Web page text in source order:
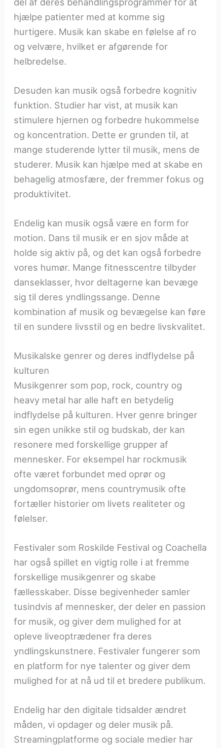
hjælpe patienter med at komme sig
hurtigere. Musik kan skabe en følelse af ro
og velvære, hvilket er afgørende for
helbredelse.
Desuden kan musik også forbedre kognitiv
funktion. Studier har vist, at musik kan
stimulere hjernen og forbedre hukommelse
og koncentration. Dette er grunden til, at
mange studerende lytter til musik, mens de
studerer. Musik kan hjælpe med at skabe en
behagelig atmosfære, der fremmer fokus og
produktivitet.
Endelig kan musik også være en form for
motion. Dans til musik er en sjov måde at
holde sig aktiv på, og det kan også forbedre
vores humør. Mange fitnesscentre tilbyder
danseklasser, hvor deltagerne kan bevæge
sig til deres yndlingssange. Denne
kombination af musik og bevægelse kan føre
til en sundere livsstil og en bedre livskvalitet.
Musikalske genrer og deres indflydelse på
kulturen
Musikgenrer som pop, rock, country og
heavy metal har alle haft en betydelig
indflydelse på kulturen. Hver genre bringer
sin egen unikke stil og budskab, der kan
resonere med forskellige grupper af
mennesker. For eksempel har rockmusik
ofte været forbundet med oprør og
ungdomsoprør, mens countrymusik ofte
fortæller historier om livets realiteter og
følelser.
Festivaler som Roskilde Festival og Coachella
har også spillet en vigtig rolle i at fremme
forskellige musikgenrer og skabe
fællesskaber. Disse begivenheder samler
tusindvis af mennesker, der deler en passion
for musik, og giver dem mulighed for at
opleve liveoptrædener fra deres
yndlingskunstnere. Festivaler fungerer som
en platform for nye talenter og giver dem
mulighed for at nå ud til et bredere publikum.
Endelig har den digitale tidsalder ændret
måden, vi opdager og deler musik på.
Streamingplatforme og sociale medier har